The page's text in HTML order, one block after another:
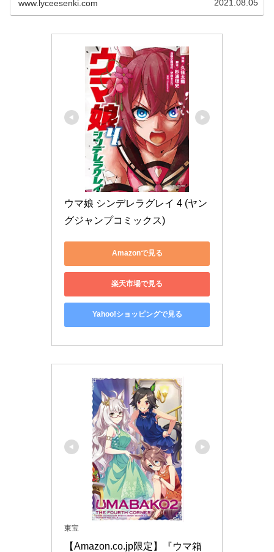
www.lyceesenki.com 2021.08.05
ウマ娘 シンデレラグレイ 4 (ヤン
グジャンプコミックス)
Amazonで見る
楽天市場で見る
Yahoo!ショッピングで見る
東宝
【Amazon.co.jp限定】『ウマ箱